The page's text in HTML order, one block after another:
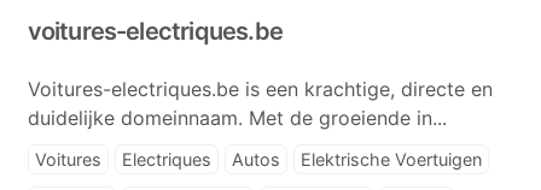
voitures-electriques.be
Voitures-electriques.be is een krachtige, directe en
duidelijke domeinnaam. Met de groeiende in...
Voitures Electriques Autos Elektrische Voertuigen